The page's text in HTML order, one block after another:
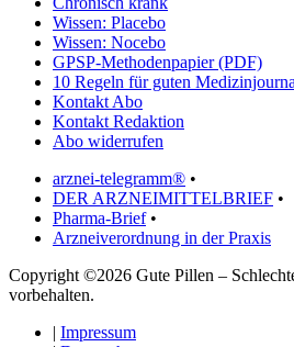
Wissen: Placebo
Wissen: Nocebo
GPSP-Methodenpapier (PDF)
10 Regeln für guten
Kontakt Abo
Kontakt Redaktion
Abo widerrufen
arznei-telegramm® •
DER ARZNEIMITTELBRIEF •
Pharma-Brief•
Arzneiverordnung in der Praxis
Copyright ©2026 Gute Pillen –
vorbehalten.
| Impressum